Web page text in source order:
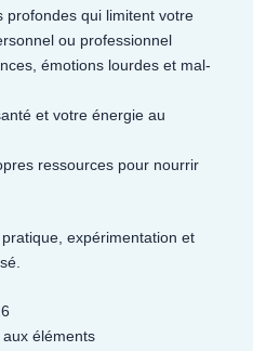
profondes qui limitent votre
ou professionnel
émotions lourdes et mal-
et votre énergie au
ressources pour nourrir
expérimentation et
aux éléments